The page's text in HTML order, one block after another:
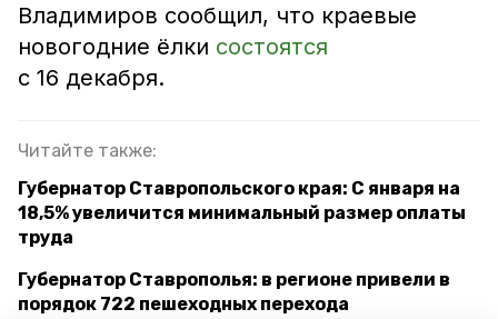
Владимиров сообщил, что краевые
новогодние ёлки состоятся
с 16 декабря.
Читайте также:
Губернатор Ставропольского края: С января на
18,5% увеличится минимальный размер оплаты
труда
Губернатор Ставрополья: в регионе привели в
порядок 722 пешеходных перехода